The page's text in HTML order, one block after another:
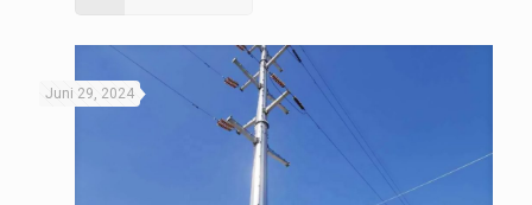
Juni 29, 2024